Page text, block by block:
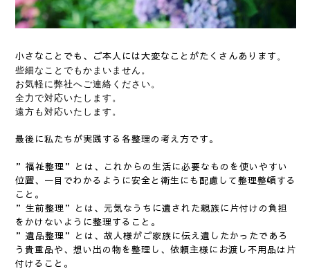
小さなことでも、ご本人には大変なことがたくさんあります。
些細なことでもかまいません。
お気軽に弊社へご連絡ください。
全力で対応いたします。
遠方も対応いたします。
最後に私たちが実践する各整理の考え方です。
”福祉整理”とは、これからの生活に必要なものを使いやすい
位置、一目でわかるように安全と衛生にも配慮して整理整頓する
こと。
”生前整理”とは、元気なうちに遺された親族に片付けの負担
をかけないように整理すること。
”遺品整理”とは、故人様がご家族に伝え遺したかったであろ
う貴重品や、想い出の物を整理し、依頼主様にお渡し不用品は片
付けること。